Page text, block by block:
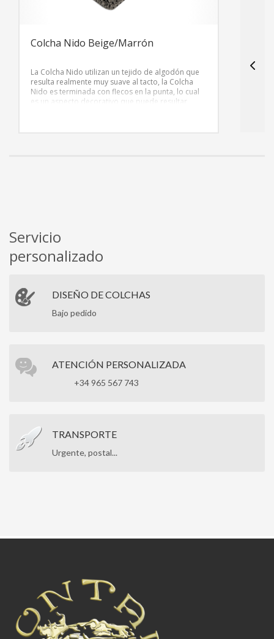
Colcha Nido Beige/Marrón
La Colcha Nido utilizan un tejido de algodón que
resulta realmente muy suave al tacto, la Colcha
Nido es terminada con flecos en la punta, lo cual
es un aspecto decorativo que puede resultar
Servicio
personalizado
DISEÑO DE COLCHAS
Bajo pedido
ATENCIÓN PERSONALIZADA
+34 965 567 743
TRANSPORTE
Urgente, postal...